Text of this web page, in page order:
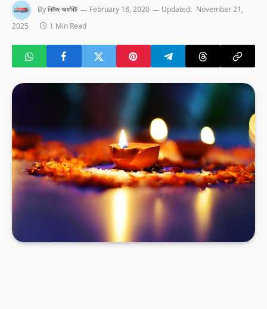
Byনিউজ অফবিট February 18, 2020 Updated: November 21,
2025
1 Min Read